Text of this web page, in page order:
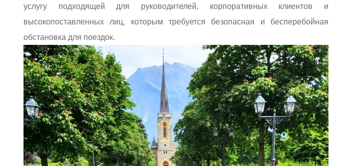
услугу подходящей для руководителей, корпоративных клиентов и
высокопоставленных лиц, которым требуется безопасная и бесперебойная
обстановка для поездок.